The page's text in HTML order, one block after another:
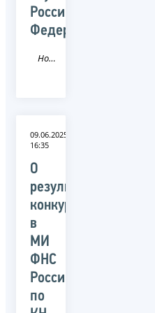
Российской
Федерации
Новость
09.06.2025
16:35
О
результатах
конкурса
в
МИ
ФНС
России
по